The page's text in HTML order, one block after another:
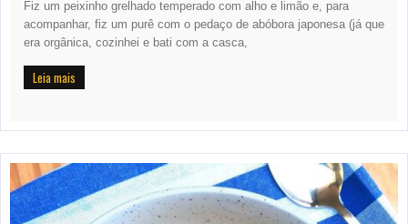
Fiz um peixinho grelhado temperado com alho e limão e, para
acompanhar, fiz um purê com o pedaço de abóbora japonesa (já que
era orgânica, cozinhei e bati com a casca,
Leia mais